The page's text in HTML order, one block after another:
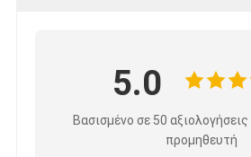
5.0
Βασισμένο σε 50
προμηθευτή